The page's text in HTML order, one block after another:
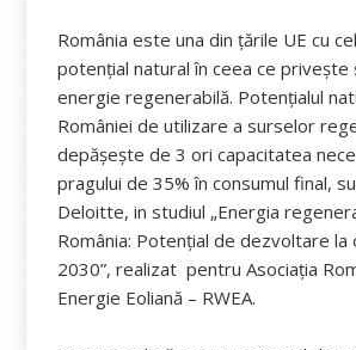
România este una din țările UE cu
potențial natural în ceea ce privește
energie regenerabilă. Potențialul
României de utilizare a surselor
depășește de 3 ori capacitatea
pragului de 35% în consumul final,
Deloitte, in studiul „Energia
România: Potenţial de dezvoltare la
2030”, realizat pentru Asociaţia
Energie Eoliană – RWEA.